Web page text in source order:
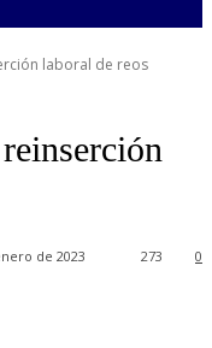
laboral de reos
de 2023 0
273